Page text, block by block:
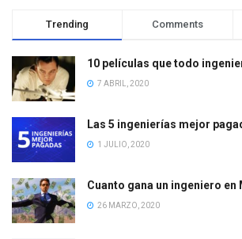
Trending Comments
10 películas que todo
7 ABRIL, 2020
Las 5 ingenierías mejor
1 JULIO, 2020
Cuanto gana un ingeniero en
26 MARZO, 2020